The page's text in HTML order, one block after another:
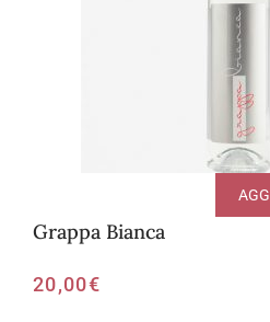
Grappa Bianca
20,00€